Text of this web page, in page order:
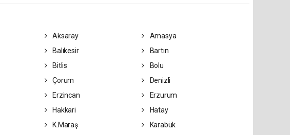
Aksaray
Amasya
Balıkesir
Bartın
Bitlis
Bolu
Çorum
Denizli
Erzincan
Erzurum
Hakkari
Hatay
K.Maraş
Karabük